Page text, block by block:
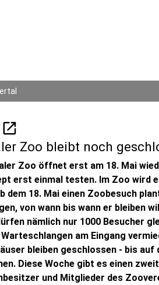
open_in_new
Zoo bleibt noch
Zoo öffnet erst am 18. Mai
erst einmal testen. Im Zoo wird
dem 18. Mai einen Zoobesuch
von wann bis wann er bleiben
nämlich nur 1000 Besucher
am Eingang
bleiben geschlossen - bis
Diese Woche gibt es einen
und Mitglieder des